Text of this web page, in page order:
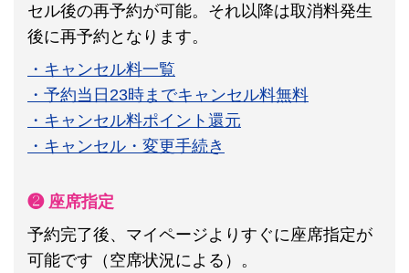
セル後の再予約が可能。それ以降は取消料発生
後に再予約となります。
・キャンセル料一覧
・予約当日23時までキャンセル料無料
・キャンセル料ポイント還元
・キャンセル・変更手続き
❷ 座席指定
予約完了後、マイページよりすぐに座席指定が
可能です（空席状況による）。